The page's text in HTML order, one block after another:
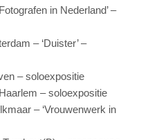
in Nederland’ –
– ‘Duister’ –
– soloexpositie
– soloexpositie
– ‘Vrouwenwerk in